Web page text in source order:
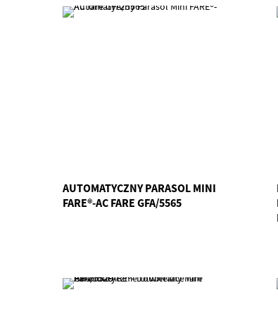
AUTOMATYCZNY PARASOL MINI
FARE®-AC FARE GFA/5565